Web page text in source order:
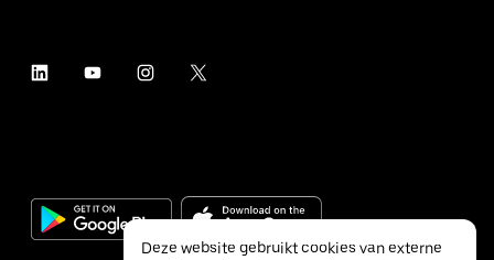
Deze website gebruikt cookies van externe